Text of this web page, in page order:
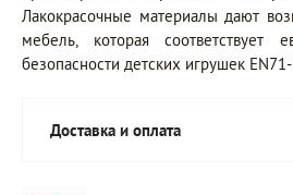
Лакокрасочные материалы дают
мебель, которая соответствует
безопасности детских игрушек
Доставка и оплата